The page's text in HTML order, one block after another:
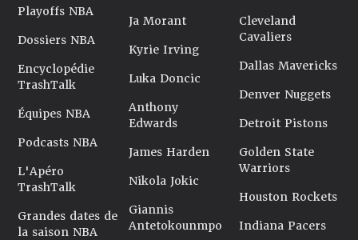
Playoffs NBA
Dossiers NBA
Encyclopédie
TrashTalk
Équipes NBA
Podcasts NBA
L'Apéro
TrashTalk
Grandes dates de
la saison NBA
Ja Morant
Kyrie Irving
Luka Doncic
Anthony
Edwards
James Harden
Nikola Jokic
Giannis
Antetokounmpo
Cleveland
Cavaliers
Dallas Mavericks
Denver Nuggets
Detroit Pistons
Golden State
Warriors
Houston Rockets
Indiana Pacers